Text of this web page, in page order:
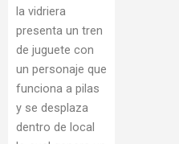
la vidriera
presenta un tren
de juguete con
un personaje que
funciona a pilas
y se desplaza
dentro de local